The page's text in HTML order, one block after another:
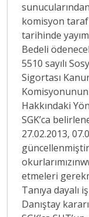
komisyon
tarihinde
Bedeli
5510 sayılı
Sigortası
Komisyonunun
Hakkındaki
SGK’ca
27.02.2013,
etmeleri
Tanıya dayalı
Danıştay